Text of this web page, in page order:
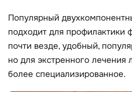
Популярный
подходит для профилактики
почти везде, удобный,
но для экстренного лечения
более специализированное.